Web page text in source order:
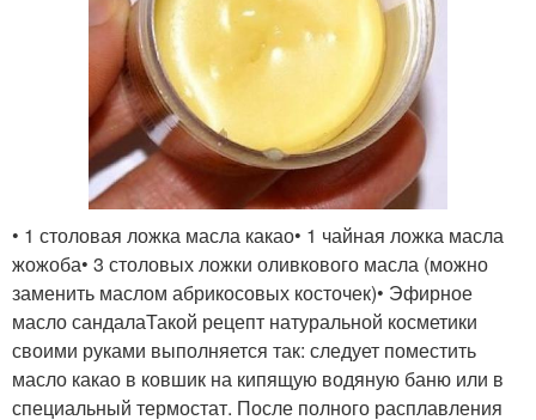
• 1 столовая ложка масла какао• 1 чайная ложка масла
жожоба• 3 столовых ложки оливкового масла (можно
заменить маслом абрикосовых косточек)• Эфирное
масло сандалаТакой рецепт натуральной косметики
своими руками выполняется так: следует поместить
масло какао в ковшик на кипящую водяную баню или в
специальный термостат. После полного расплавления